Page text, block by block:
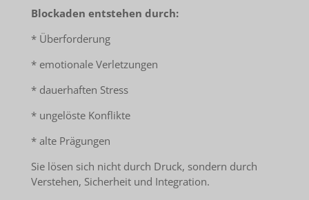
Blockaden entstehen durch:
* Überforderung
* emotionale Verletzungen
* dauerhaften Stress
* ungelöste Konflikte
* alte Prägungen
Sie lösen sich nicht durch Druck, sondern durch
Verstehen, Sicherheit und Integration.